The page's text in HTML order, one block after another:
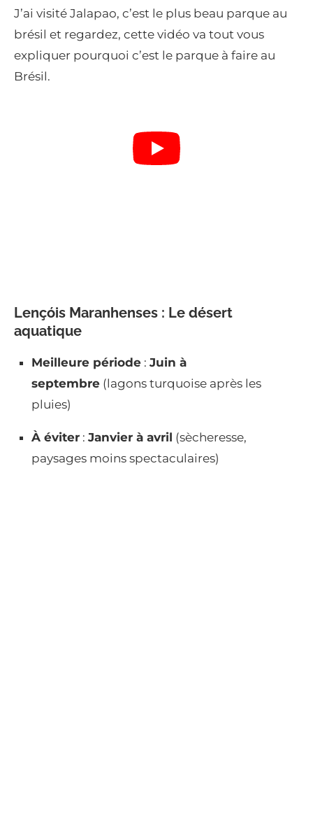
J’ai visité Jalapao, c’est le plus beau parque au
brésil et regardez, cette vidéo va tout vous
expliquer pourquoi c’est le parque à faire au
Brésil.
Lençóis Maranhenses : Le désert
aquatique
Meilleure période : Juin à
septembre (lagons turquoise après les
pluies)
À éviter : Janvier à avril (sècheresse,
paysages moins spectaculaires)